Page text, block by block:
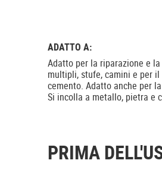
ADATTO A:
Adatto per la riparazione e
multipli, stufe, camini e per
cemento. Adatto anche per
Si incolla a metallo, pietra e
PRIMA